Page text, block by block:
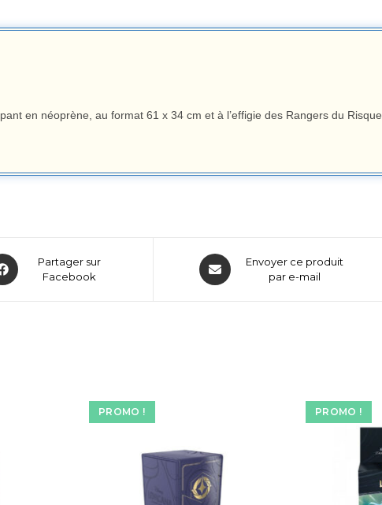
en néoprène, au format 61 x 34 cm et à l’effigie des Rangers du Risque.
Partager sur
Facebook
Envoyer ce produit
par e-mail
PROMO ! PROMO !